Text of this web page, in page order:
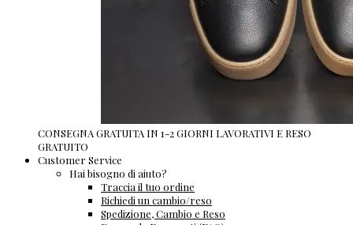
CONSEGNA GRATUITA IN 1-2 GIORNI LAVORATIVI E RESO
GRATUITO
Customer Service
Hai bisogno di aiuto?
Traccia il tuo ordine
Richiedi un cambio/reso
Spedizione, Cambio e Reso